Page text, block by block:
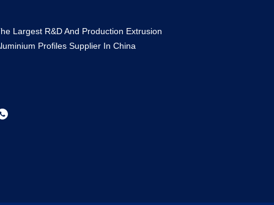
Largest R&D And Production Extrusion
Profiles Supplier In China